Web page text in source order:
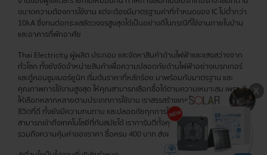
ขนาดความต้องการใช้งาน แต่จะต้องมีมาตรฐานค่าที่กำหนดของ IC ไม่ต่ำกว่า
10kA ซึ่งทนต่อกระแสลัดวงจรสูงสุดได้เป็นอย่างดีในกรณีที่ใช้งานภายในบ้าน
และอาคารที่พักอาศัย
Thai Electricity ผู้ผลิต ประกอบ และจัดหาสินค้าด้านไฟฟ้าและแสงสว่างจาก
ทั่วโลก ทั้งยังจัดจำหน่ายสินค้าเพื่อความปลอดภัยด้านไฟฟ้าอย่างเบรกเกอร์
และตู้คอนซูมเมอร์ยูนิท เริ่มต้นราคาที่หลักร้อย มาพร้อมกับมาตรฐาน และ
คุณภาพการใช้งานสูงสุด ให้คุณสามารถเลือกซื้อได้ตามความเหมาะสม เพราะมี
ให้เลือกหลากหลายตามประเภทการใช้งาน เราสรรสร้างเทคโนโลยีเพื่อคุณภาพ
ชีวิตที่ดี ทั้งยังมีความทนทาน และปลอดภัยทุกการใช้งาน เพื่อให้ทุกท่าน
สามารถเข้าถึงเทคโนโลยีที่ทันสมัยได้ เราการันตีทั้งคุณภาพสินค้าอย่างดีเยี่ยม
รวมถึงความคุ้มค่าของราคา ซื้อครบ 400 บาท ส่งฟรีทุกรายการ!